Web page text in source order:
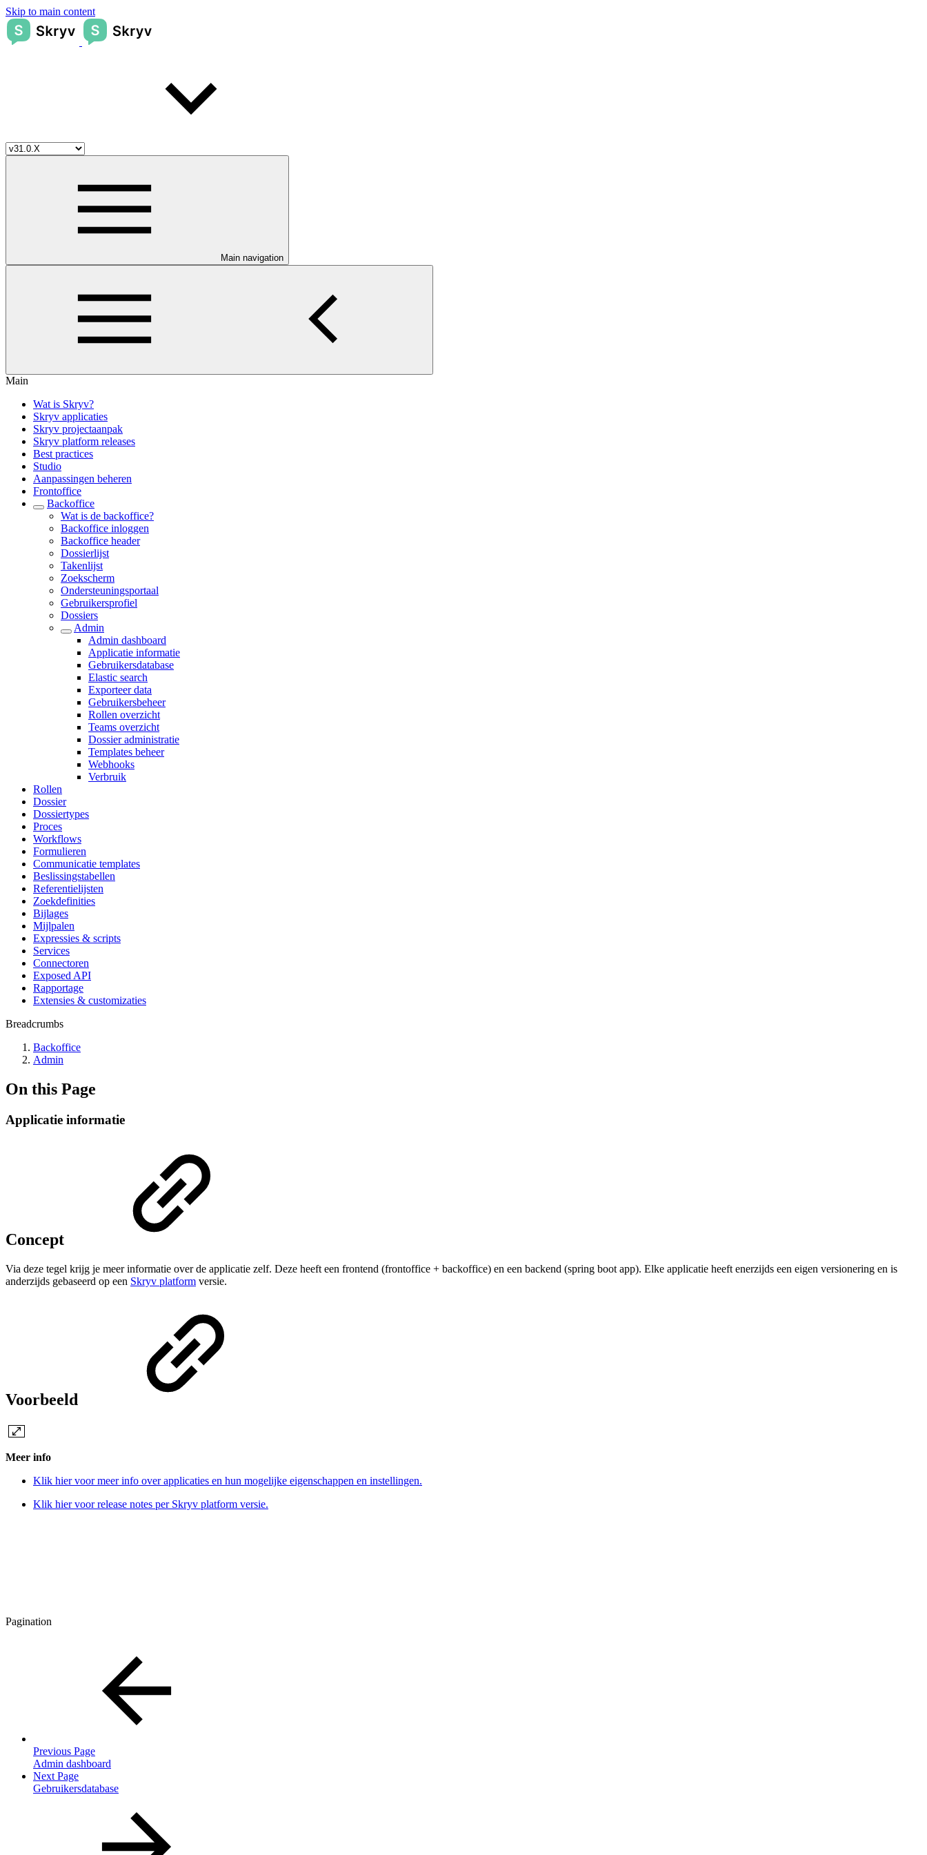
Skip to main content
Main navigation
Main
Wat is Skryv?
Skryv applicaties
Skryv projectaanpak
Skryv platform releases
Best practices
Studio
Aanpassingen beheren
Frontoffice
Backoffice
Wat is de backoffice?
Backoffice inloggen
Backoffice header
Dossierlijst
Takenlijst
Zoekscherm
Ondersteuningsportaal
Gebruikersprofiel
Dossiers
Admin
Admin dashboard
Applicatie informatie
Gebruikersdatabase
Elastic search
Exporteer data
Gebruikersbeheer
Rollen overzicht
Teams overzicht
Dossier administratie
Templates beheer
Webhooks
Verbruik
Rollen
Dossier
Dossiertypes
Proces
Workflows
Formulieren
Communicatie templates
Beslissingstabellen
Referentielijsten
Zoekdefinities
Bijlages
Mijlpalen
Expressies & scripts
Services
Connectoren
Exposed API
Rapportage
Extensies & customizaties
Breadcrumbs
Backoffice
Admin
On this Page
Applicatie informatie
Concept
Via deze tegel krijg je meer informatie over de applicatie zelf. Deze heeft een frontend (frontoffice + backoffice) en een backend (spring boot app). Elke applicatie heeft enerzijds een eigen versionering en is
anderzijds gebaseerd op een Skryv platform versie.
Voorbeeld
Meer info
Klik hier voor meer info over applicaties en hun mogelijke eigenschappen en instellingen.
Klik hier voor release notes per Skryv platform versie.
Pagination
Previous Page
Admin dashboard
Next Page
Gebruikersdatabase